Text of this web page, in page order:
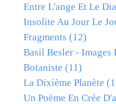
Entre L'ange Et Le
Insolite Au Jour Le
Fragments (12)
Basil Besler - Images
Botaniste (11)
La Dixième Planète
Un Poème En Crée